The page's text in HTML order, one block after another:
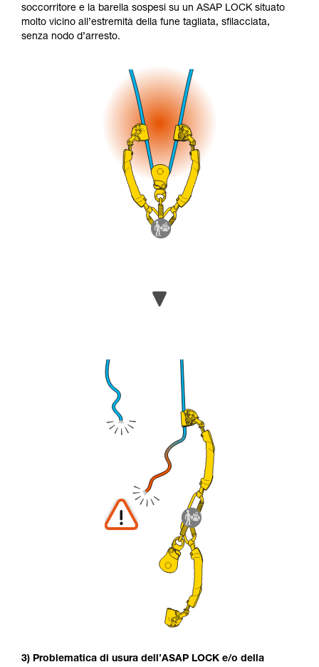
soccorritore e la barella sospesi su un ASAP LOCK situato
molto vicino all’estremità della fune tagliata, sfilacciata,
senza nodo d’arresto.
3) Problematica di usura dell’ASAP LOCK e/o della